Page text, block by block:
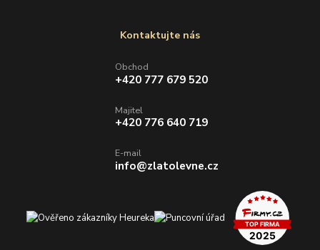
Kontaktujte nás
Obchod
+420 777 679 520
Majitel
+420 776 640 719
E-mail
info@zlatolevne.cz